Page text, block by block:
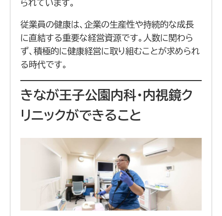
られています。
従業員の健康は、企業の生産性や持続的な成長
に直結する重要な経営資源です。人数に関わら
ず、積極的に健康経営に取り組むことが求められ
る時代です。
きなが王子公園内科・内視鏡ク
リニックができること